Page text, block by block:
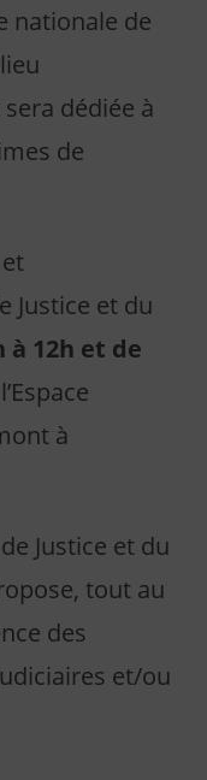
nationale de
sera dédiée à
de
Justice et du
à 12h et de
à
Justice et du
tout au
des
et/ou